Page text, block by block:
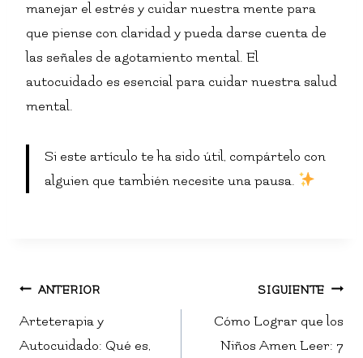
manejar el estrés y cuidar nuestra mente para
que piense con claridad y pueda darse cuenta de
las señales de agotamiento mental. El
autocuidado es esencial para cuidar nuestra salud
mental.
Si este artículo te ha sido útil, compártelo con
alguien que también necesite una pausa.
Navegación
de
ANTERIOR
Arteterapia y
Autocuidado: Qué es,
SIGUIENTE
Cómo Lograr que los
Niños Amen Leer: 7